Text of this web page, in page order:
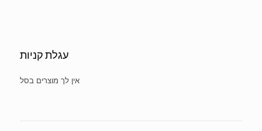
עגלת קניות